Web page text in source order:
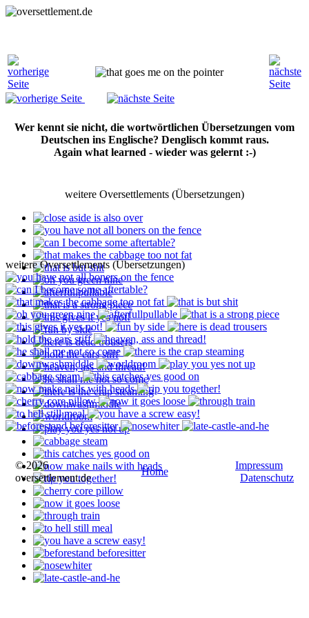
Wer kennt sie nicht, die wortwörtlichen Übersetzungen vom
Deutschen ins Englische? Denglisch kommt raus.
Again what learned - wieder was gelernt :-)
weitere Oversettlements (Übersetzungen)
weitere Oversettlements (Übersetzungen)
© 2026
oversettlement.de
Home
Impressum
Datenschutz